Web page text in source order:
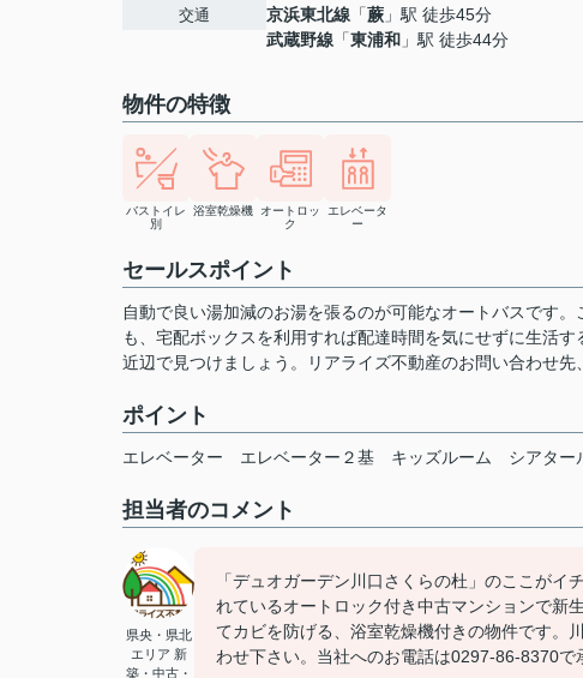
交通
京浜東北線 「蕨 」駅 徒歩45分
武蔵野線 「東浦和 」駅 徒歩44分
物件の特徴
バストイレ
別
浴室乾燥機
オートロッ
ク
エレベータ
ー
セールスポイント
自動で良い湯加減のお湯を張るのが可能なオートバスです
も、宅配ボックスを利用すれば配達時間を気にせずに生活
近辺で見つけましょう。リアライズ不動産のお問い合わせ先
ポイント
エレベーター エレベーター２基 キッズルーム シアター
担当者のコメント
県央・県北
エリア 新
築・中古・
「デュオガーデン川口さくらの杜」のここが
れているオートロック付き中古マンションで新
てカビを防げる、浴室乾燥機付きの物件です。
わせ下さい。当社へのお電話は0297-86-8370で